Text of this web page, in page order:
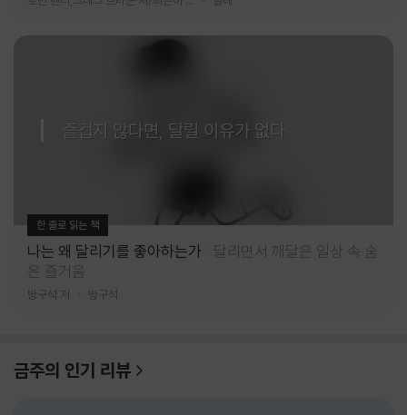
즐겁지 않다면, 달릴 이유가 없다
한 줄로 읽는 책
나는 왜 달리기를 좋아하는가
달리면서 깨달은 일상 속 숨
은 즐거움
방구석 저 방구석
금주의 인기 리뷰